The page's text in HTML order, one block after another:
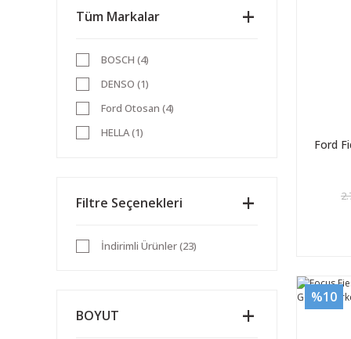
Tüm Markalar
BOSCH (4)
DENSO (1)
Ford Otosan (4)
HELLA (1)
NGK (2)
Filtre Seçenekleri
İndirimli Ürünler (23)
BOYUT
Ford
%10